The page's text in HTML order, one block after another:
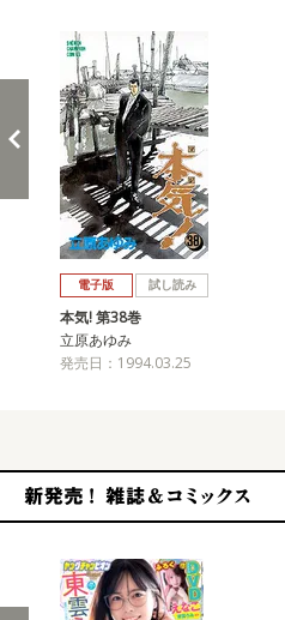
電子版 試し読み
本気! 第38巻
立原あゆみ
発売日：1994.03.25